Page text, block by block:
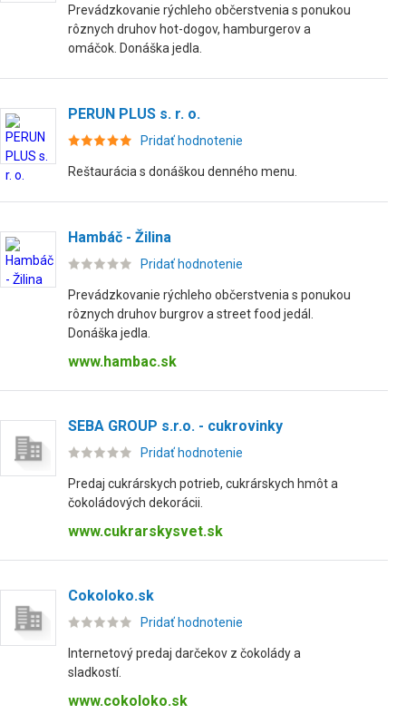
Prevádzkovanie rýchleho občerstvenia s ponukou
rôznych druhov hot-dogov, hamburgerov a
omáčok. Donáška jedla.
PERUN PLUS s. r. o.
Pridať hodnotenie
Reštaurácia s donáškou denného menu.
Hambáč - Žilina
Pridať hodnotenie
Prevádzkovanie rýchleho občerstvenia s ponukou
rôznych druhov burgrov a street food jedál.
Donáška jedla.
www.hambac.sk
SEBA GROUP s.r.o. - cukrovinky
Pridať hodnotenie
Predaj cukrárskych potrieb, cukrárskych hmôt a
čokoládových dekorácii.
www.cukrarskysvet.sk
Cokoloko.sk
Pridať hodnotenie
Internetový predaj darčekov z čokolády a
sladkostí.
www.cokoloko.sk